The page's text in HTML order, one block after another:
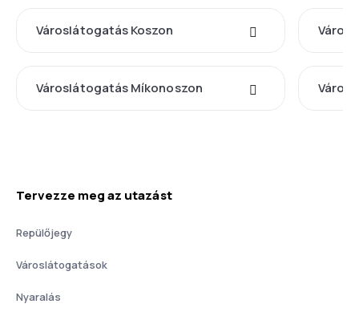
Városlátogatás Koszon
Városlátogatás Míkonoszon
Tervezze meg az utazást
Repülőjegy
Városlátogatások
Nyaralás